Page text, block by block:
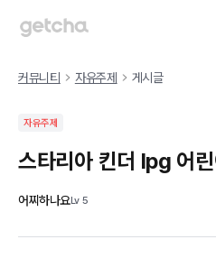
커뮤니티 자유주제 게시글
자유주제
스타리아 킨더 lpg 어
어찌하나요Lv5